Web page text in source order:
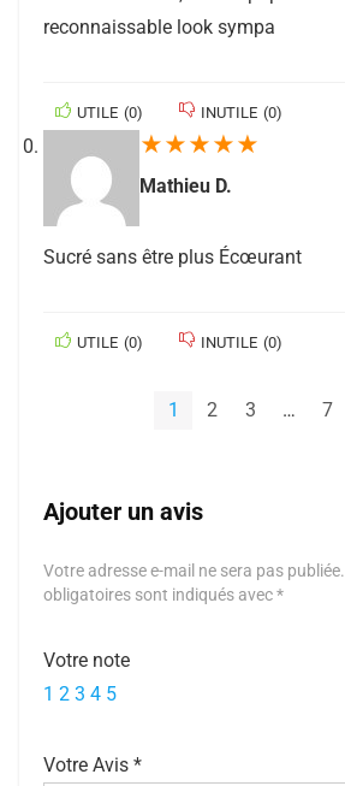
reconnaissable look sympa
UTILE (0) INUTILE (0)
★★★★★
Mathieu D.
Sucré sans être plus Écœurant
UTILE (0) INUTILE (0)
1 2 3 … 7
Ajouter un avis
Votre adresse e-mail ne sera pas publiée.
obligatoires sont indiqués avec*
Votre note
1 2 3 4 5
Votre Avis *